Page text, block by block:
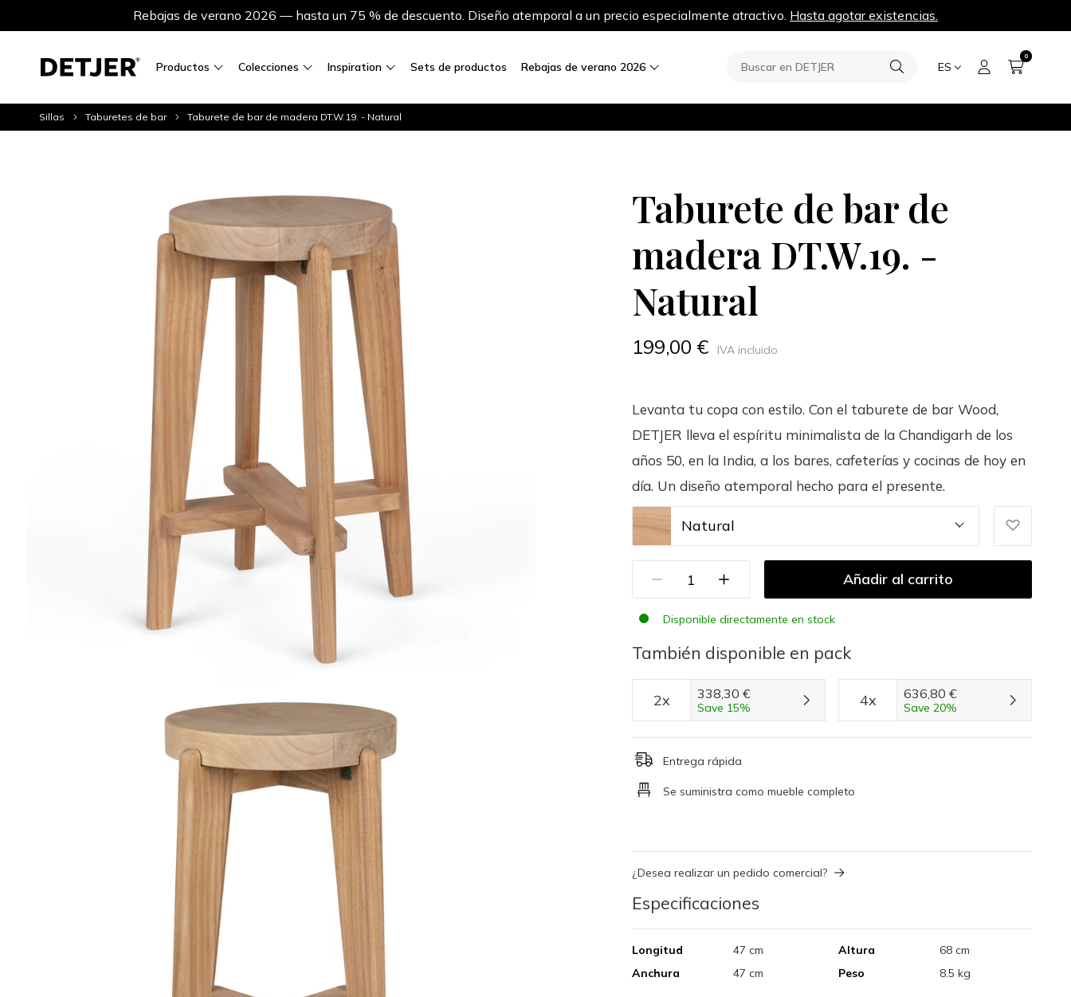
Rebajas de verano 2026 — hasta un 75 % de descuento. Diseño atemporal a un precio especialmente atractivo. Hasta agotar existencias.
Productos Colecciones Inspiration Sets de productos Rebajas de verano 2026 ES
0
Sillas Taburetes de bar Taburete de bar de madera DT.W.19. - Natural
Taburete de bar de
madera DT.W.19. -
Natural
199,00 € IVA incluido
Levanta tu copa con estilo. Con el taburete de bar Wood,
DETJER lleva el espíritu minimalista de la Chandigarh de los
años 50, en la India, a los bares, cafeterías y cocinas de hoy en
día. Un diseño atemporal hecho para el presente.
Natural
Añadir al carrito
Disponible directamente en stock
También disponible en pack
2x 338,30 €
Save 15% 4x 636,80 €
Save 20%
Entrega rápida
Se suministra como mueble completo
¿Desea realizar un pedido comercial?
Especificaciones
Longitud
47 cm
Anchura
47 cm
Altura
68 cm
Peso
8.5 kg